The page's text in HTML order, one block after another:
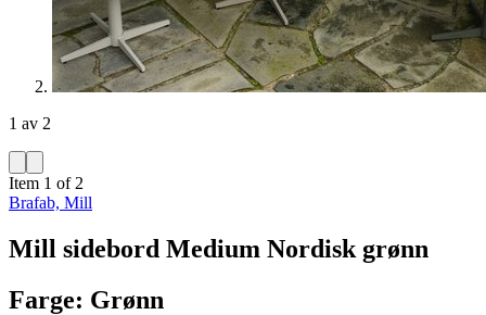
1 av 2
Item 1 of 2
Brafab, Mill
Mill sidebord Medium Nordisk grønn
Farge: Grønn